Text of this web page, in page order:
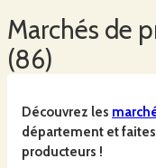
Marchés de
(86)
Découvrez les
département et
producteurs !